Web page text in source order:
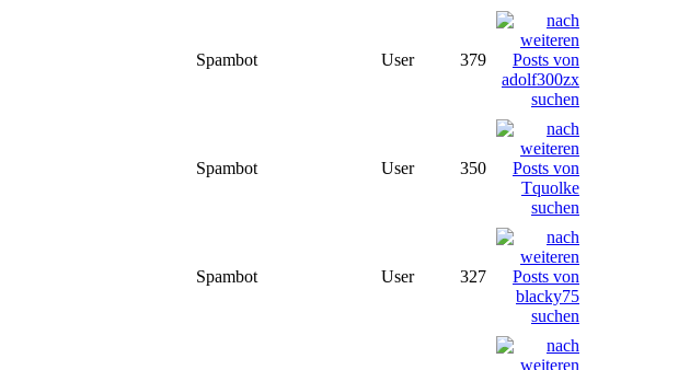
Spambot User 379
Spambot User 350
Spambot User 327